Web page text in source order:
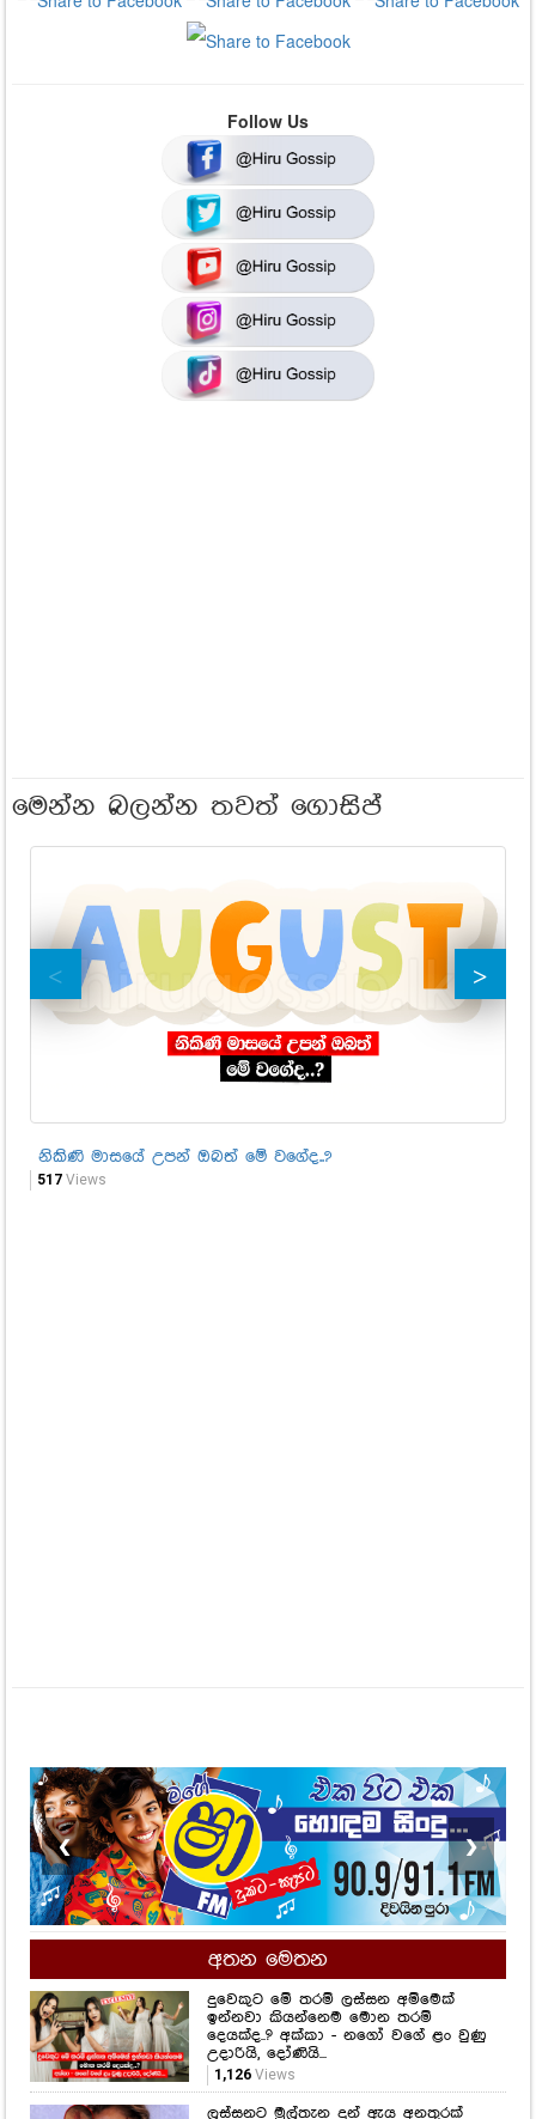
Follow Us
මෙන්න බලන්න තවත් ගොසිප්
නිකිණි මාසයේ උපන් ඔබත් මේ වගේද..?
517 Views
❮ ❯
අතන මෙතන
දුවෙකුට මේ තරම් ලස්සන අම්මෙක්
ඉන්නවා කියන්නෙම මොන තරම්
දෙයක්ද..? අක්කා - නගෝ වගේ ළං වුණු
උදාරියි, දෝණියි...
1,126Views
ලස්සනට මුල්තැන දුන් ඇය අනතුරක්
ගැන සිතුවේම නැති තරම්.. වයස අවුරුදු
22 දී පිළිකා මාරයාගේ ගොදුරක් වුණු
තරුණියක් ගැන ඇසෙන සංවේදී කතාව
මෙන්න...
1,138Views
සමනල්ලු පියාඹන හැඟීමට නෙවෙයි